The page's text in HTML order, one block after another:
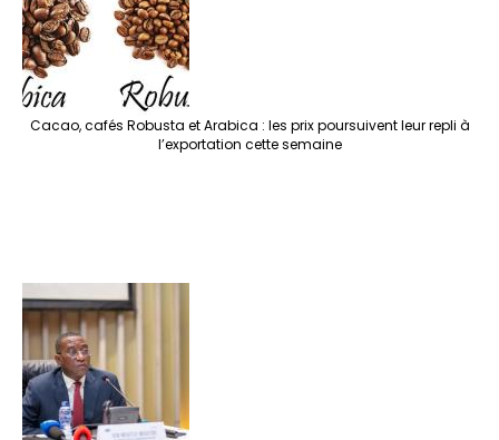
Cacao, cafés Robusta et Arabica : les prix poursuivent leur repli à
l’exportation cette semaine